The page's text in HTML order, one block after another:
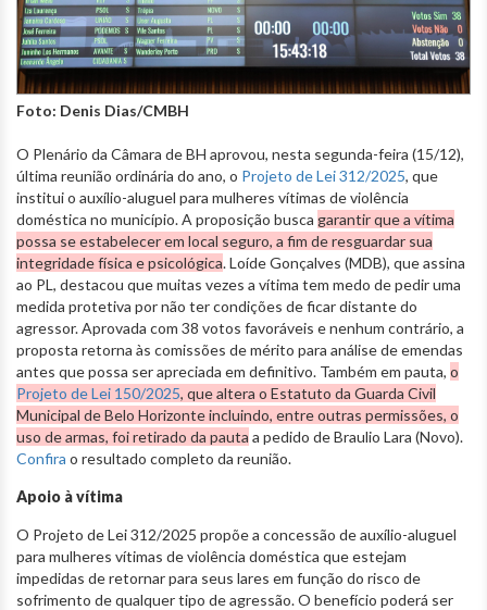
Foto: Denis Dias/CMBH
O Plenário da Câmara de BH aprovou, nesta segunda-feira (15/12),
última reunião ordinária do ano, o Projeto de Lei 312/2025, que
institui o auxílio-aluguel para mulheres vítimas de violência
doméstica no município. A proposição busca garantir que a vítima
possa se estabelecer em local seguro, a fim de resguardar sua
integridade física e psicológica. Loíde Gonçalves (MDB), que assina
ao PL, destacou que muitas vezes a vítima tem medo de pedir uma
medida protetiva por não ter condições de ficar distante do
agressor. Aprovada com 38 votos favoráveis e nenhum contrário, a
proposta retorna às comissões de mérito para análise de emendas
antes que possa ser apreciada em definitivo. Também em pauta, o
Projeto de Lei 150/2025, que altera o Estatuto da Guarda Civil
Municipal de Belo Horizonte incluindo, entre outras permissões, o
uso de armas, foi retirado da pauta a pedido de Braulio Lara (Novo).
Confira o resultado completo da reunião.
Apoio à vítima
O Projeto de Lei 312/2025 propõe a concessão de auxílio-aluguel
para mulheres vítimas de violência doméstica que estejam
impedidas de retornar para seus lares em função do risco de
sofrimento de qualquer tipo de agressão. O benefício poderá ser